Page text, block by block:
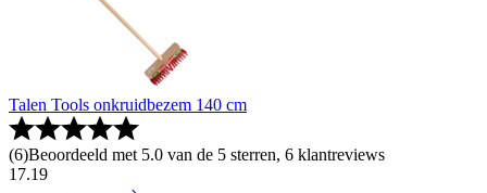
Talen Tools onkruidbezem 140 cm
(6)Beoordeeld met 5.0 van de 5 sterren, 6 klantreviews
17.19